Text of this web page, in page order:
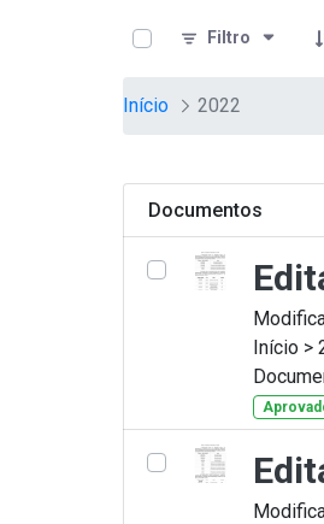
teste descricaoFiltro
Início 2022
Documentos
Início >